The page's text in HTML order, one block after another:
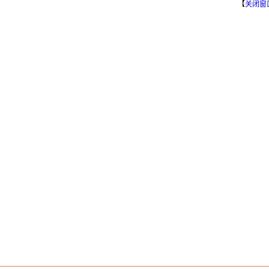
【关闭窗